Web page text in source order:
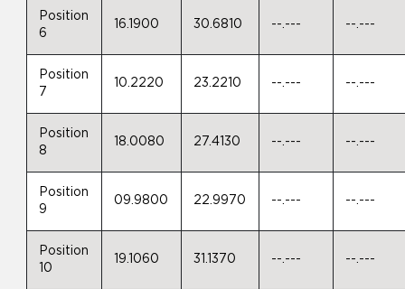
Position
6
16.1900 30.6810 --.--- --.---
Position
7
10.2220 23.2210 --.--- --.---
Position
8
18.0080 27.4130 --.--- --.---
Position
9
09.9800 22.9970 --.--- --.---
Position
10
19.1060 31.1370 --.--- --.---